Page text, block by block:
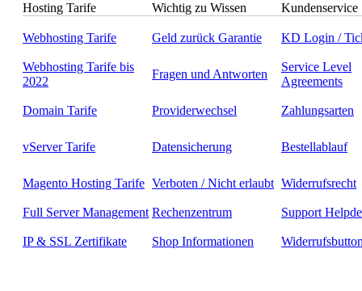
Hosting Tarife Wichtig zu Wissen Kundenservice
Webhosting Tarife Geld zurück Garantie KD Login /
Webhosting Tarife bis
2022
Fragen und Antworten
Service Level
Agreements
Domain Tarife Providerwechsel Zahlungsarten
vServer Tarife Datensicherung Bestellablauf
Magento Hosting Tarife Verboten / Nicht erlaubt Widerrufsrecht
Full Server Management Rechenzentrum Support
IP & SSL Zertifikate Shop Informationen